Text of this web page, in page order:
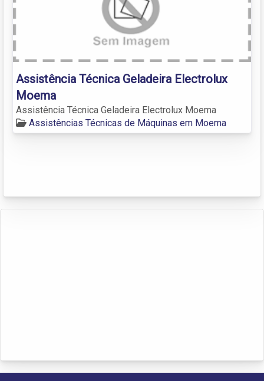
Assistência Técnica Geladeira Electrolux
Moema
Assistência Técnica Geladeira Electrolux Moema
Assistências Técnicas de Máquinas em Moema